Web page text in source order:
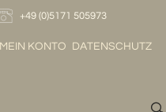
+49 (0)5171 505973
MEIN KONTO DATENSCHUTZ